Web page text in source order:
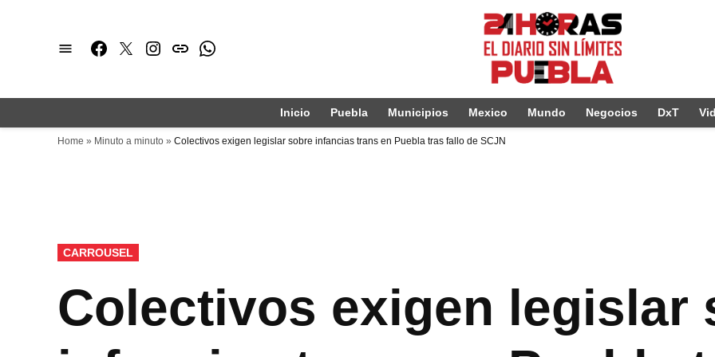
Facebook
TwitterInstagram
issuuWhatsapp
Inicio Puebla Municipios Mexico Mundo Negocios DxT
Home » Minuto a minuto » Colectivos exigen legislar sobre infancias trans en Puebla tras fallo de SCJN
PUBLICADO
EN
CARROUSEL
Colectivos exigen legislar